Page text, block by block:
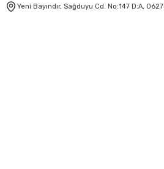
Yeni Bayındır, Sağduyu Cd. No:147 D:A,